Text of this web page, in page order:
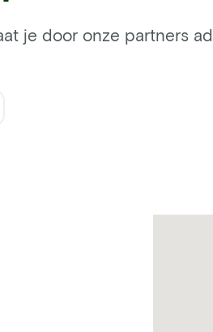
je door onze partners